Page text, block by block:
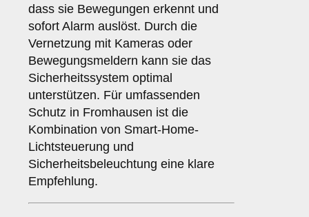
dass sie Bewegungen erkennt und
sofort Alarm auslöst. Durch die
Vernetzung mit Kameras oder
Bewegungsmeldern kann sie das
Sicherheitssystem optimal
unterstützen. Für umfassenden
Schutz in Fromhausen ist die
Kombination von Smart-Home-
Lichtsteuerung und
Sicherheitsbeleuchtung eine klare
Empfehlung.